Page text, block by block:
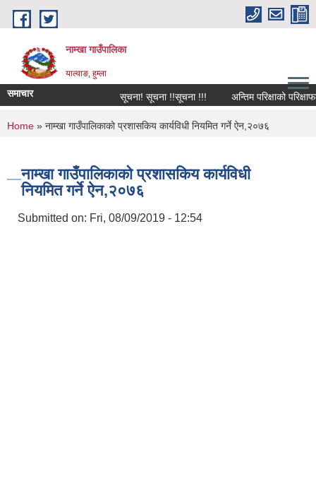
Skip to main content
नाम्खा गाउँपालिका
याल्वाङ, हुम्ला
समाचार सूचना! सूचना !!सूचना !!! अन्तिम परिक्षाको
You are here
Home » नाम्खा गाउँपालिकाकाे प्रशासकिय कार्यविधी नियमित गर्ने ऐन,२०७६
नाम्खा गाउँपालिकाकाे प्रशासकिय कार्यविधी
नियमित गर्ने ऐन,२०७६
Submitted on: Fri, 08/09/2019 - 12:54